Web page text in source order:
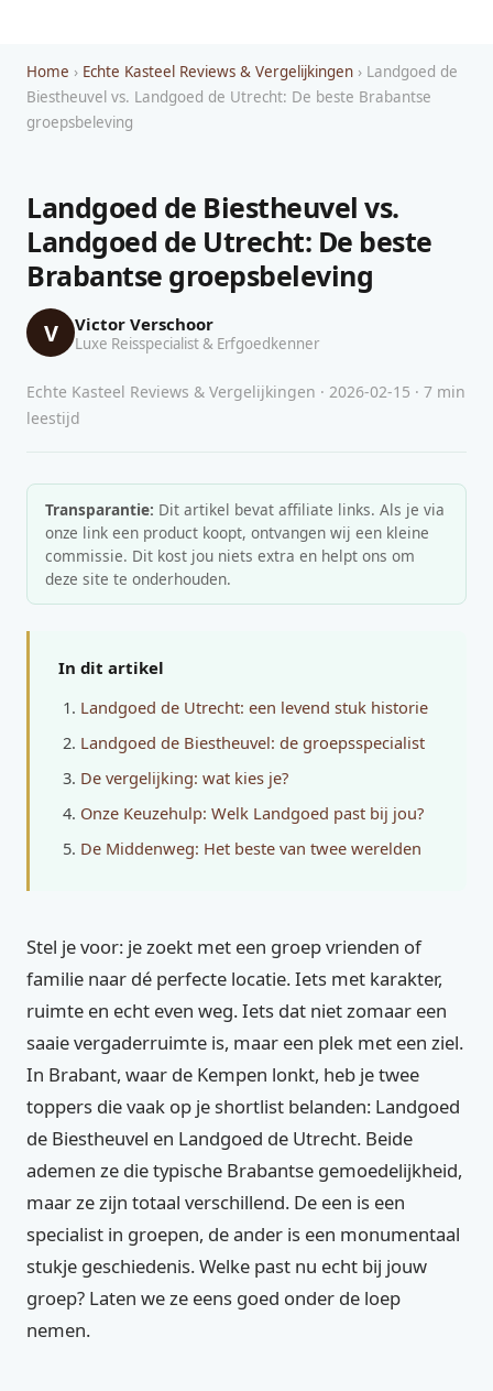
Home › Echte Kasteel Reviews & Vergelijkingen › Landgoed de
Biestheuvel vs. Landgoed de Utrecht: De beste Brabantse
groepsbeleving
Landgoed de Biestheuvel vs.
Landgoed de Utrecht: De beste
Brabantse groepsbeleving
V Victor Verschoor
Luxe Reisspecialist & Erfgoedkenner
Echte Kasteel Reviews & Vergelijkingen · 2026-02-15 · 7 min
leestijd
Transparantie: Dit artikel bevat affiliate links. Als je via
onze link een product koopt, ontvangen wij een kleine
commissie. Dit kost jou niets extra en helpt ons om
deze site te onderhouden.
In dit artikel
Landgoed de Utrecht: een levend stuk historie
Landgoed de Biestheuvel: de groepsspecialist
De vergelijking: wat kies je?
Onze Keuzehulp: Welk Landgoed past bij jou?
De Middenweg: Het beste van twee werelden
Stel je voor: je zoekt met een groep vrienden of
familie naar dé perfecte locatie. Iets met karakter,
ruimte en echt even weg. Iets dat niet zomaar een
saaie vergaderruimte is, maar een plek met een ziel.
In Brabant, waar de Kempen lonkt, heb je twee
toppers die vaak op je shortlist belanden: Landgoed
de Biestheuvel en Landgoed de Utrecht. Beide
ademen ze die typische Brabantse gemoedelijkheid,
maar ze zijn totaal verschillend. De een is een
specialist in groepen, de ander is een monumentaal
stukje geschiedenis. Welke past nu echt bij jouw
groep? Laten we ze eens goed onder de loep
nemen.